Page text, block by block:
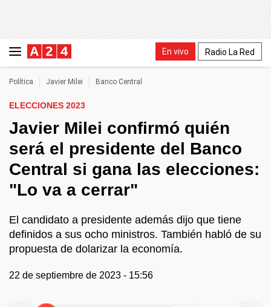
En vivo Radio La Red
Política Javier Milei Banco Central
ELECCIONES 2023
Javier Milei confirmó quién
será el presidente del Banco
Central si gana las elecciones:
"Lo va a cerrar"
El candidato a presidente además dijo que tiene
definidos a sus ocho ministros. También habló de su
propuesta de dolarizar la economía.
22 de septiembre de 2023 - 15:56